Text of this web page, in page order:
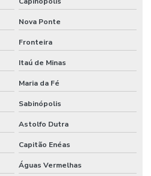
Nova Ponte
Fronteira
Itaú de Minas
Maria da Fé
Sabinópolis
Astolfo Dutra
Capitão Enéas
Águas Vermelhas